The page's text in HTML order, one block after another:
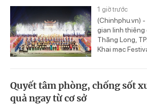
1 giờ trước
(Chinhphu.vn)
gian linh thiêng
Thăng Long,
Khai mạc
Quyết tâm phòng, chống sốt
quả ngay từ cơ sở